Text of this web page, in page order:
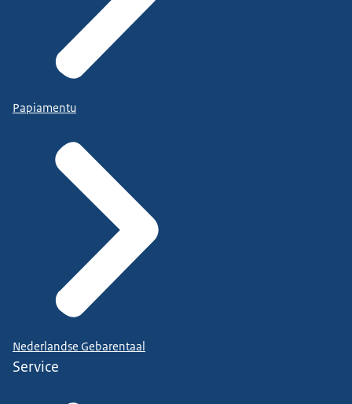
Papiamentu
Nederlandse Gebarentaal
Service